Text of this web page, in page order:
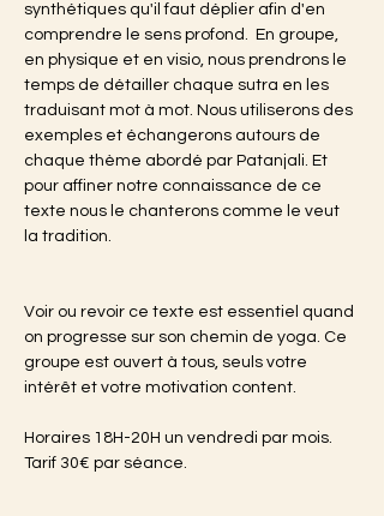
synthétiques qu'il faut déplier afin d'en
comprendre le sens profond.  En groupe,
en physique et en visio, nous prendrons le
temps de détailler chaque sutra en les
traduisant mot à mot. Nous utiliserons des
exemples et échangerons autours de
chaque thème abordé par Patanjali. Et
pour affiner notre connaissance de ce
texte nous le chanterons comme le veut
la tradition.
Voir ou revoir ce texte est essentiel quand
on progresse sur son chemin de yoga. Ce
groupe est ouvert à tous, seuls votre
intérêt et votre motivation content.
Horaires 18H-20H un vendredi par mois.
Tarif 30€ par séance.